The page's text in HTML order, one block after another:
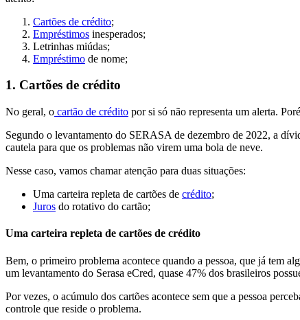
Cartões de crédito;
Empréstimos inesperados;
Letrinhas miúdas;
Empréstimo de nome;
1. Cartões de crédito
No geral, o cartão de crédito por si só não representa um alerta.
Segundo o levantamento do SERASA de dezembro de 2022, a
cautela para que os problemas não virem uma bola de neve.
Nesse caso, vamos chamar atenção para duas situações:
Uma carteira repleta de cartões de crédito;
Juros do rotativo do cartão;
Uma carteira repleta de cartões de crédito
Bem, o primeiro problema acontece quando a pessoa, que já tem
um levantamento do Serasa eCred, quase 47% dos brasileiros
Por vezes, o acúmulo dos cartões acontece sem que a pessoa
controle que reside o problema.